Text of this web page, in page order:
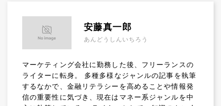
安藤真一郎
あんどうしんいちろう
マーケティング会社に勤務した後、フリーランスの
ライターに転身。 多種多様なジャンルの記事を執筆
するなかで、金融リテラシーを高めることや情報発
信の重要性に気づき、現在はマネー系ジャンルを中